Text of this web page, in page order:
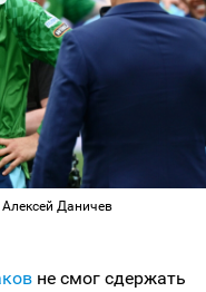
Даничев
не смог сдержать